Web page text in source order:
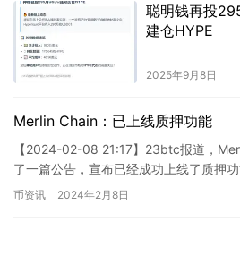
聪明钱再投
建仓HYPE
2025年9月8日
Merlin Chain：已上线质押功能
【2024-02-08 21:17】23btc报道，
了一篇公告，宣布已经成功上线了质押功
币资讯 2024年2月8日